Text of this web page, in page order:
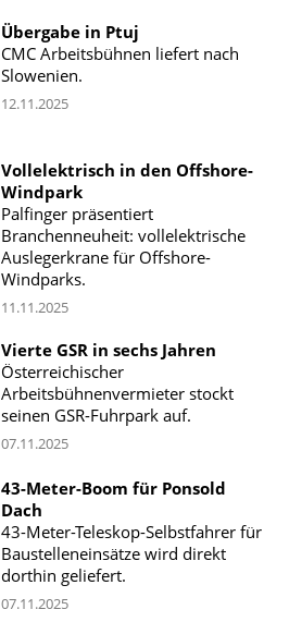
Übergabe in Ptuj
CMC Arbeitsbühnen liefert nach
Slowenien.
12.11.2025
Vollelektrisch in den Offshore-
Windpark
Palfinger präsentiert
Branchenneuheit: vollelektrische
Auslegerkrane für Offshore-
Windparks.
11.11.2025
Vierte GSR in sechs Jahren
Österreichischer
Arbeitsbühnenvermieter stockt
seinen GSR-Fuhrpark auf.
07.11.2025
43-Meter-Boom für Ponsold
Dach
43-Meter-Teleskop-Selbstfahrer für
Baustelleneinsätze wird direkt
dorthin geliefert.
07.11.2025